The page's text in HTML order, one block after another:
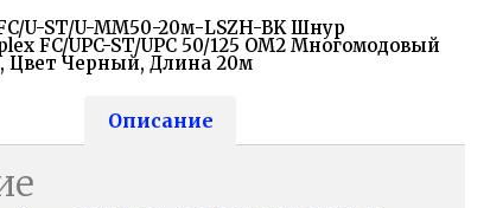
U-ST/U-MM50-20м-LSZH-BK Шнур
FC/UPC-ST/UPC 50/125 OM2 Многомодовый
Цвет Черный, Длина 20м
Описание